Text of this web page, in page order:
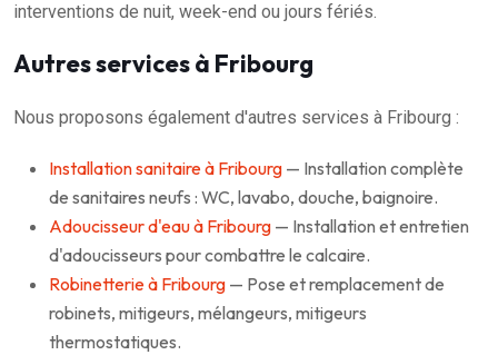
interventions de nuit, week-end ou jours fériés.
Autres services à Fribourg
Nous proposons également d'autres services à Fribourg :
Installation sanitaire à Fribourg — Installation complète
de sanitaires neufs : WC, lavabo, douche, baignoire.
Adoucisseur d'eau à Fribourg — Installation et entretien
d'adoucisseurs pour combattre le calcaire.
Robinetterie à Fribourg — Pose et remplacement de
robinets, mitigeurs, mélangeurs, mitigeurs
thermostatiques.